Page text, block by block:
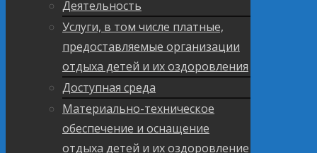
Деятельность
Услуги, в том числе платные,
предоставляемые организации
отдыха детей и их оздоровления
Доступная среда
Материально-техническое
обеспечение и оснащение
отдыха детей и их оздоровление